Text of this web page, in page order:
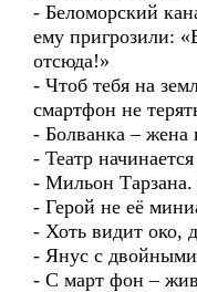
- Беломорский
ему пригрозили:
отсюда!»
- Чтоб тебя на
смартфон не
- Болванка – жена
- Театр
- Мильон
- Герой не её
- Хоть видит око,
- Янус с двойными
- С март фон –